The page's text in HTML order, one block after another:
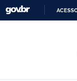
Skip to main content